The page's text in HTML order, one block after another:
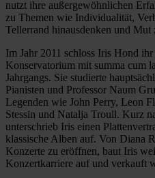
nutzt ihre außergewöhnlichen
zu Themen wie Individualität,
Tellerrand hinausdenken und Mut
Im Jahr 2011 schloss Iris Hond
Konservatorium mit summa cum
Jahrgangs. Sie studierte
Pianisten und Professor Naum
Legenden wie John Perry, Leon
Stessin und Natalja Troull. Kurz
unterschrieb Iris einen
klassische Alben auf. Von Diana
Konzerte zu eröffnen, baut Iris
Konzertkarriere auf und verkauft